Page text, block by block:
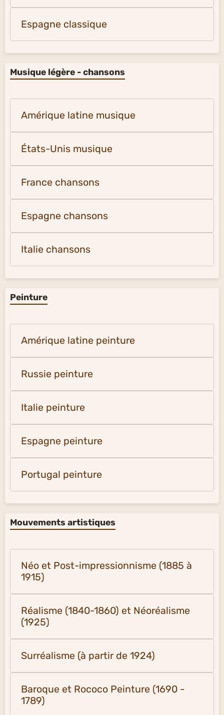
Espagne classique
Musique légère - chansons
Amérique latine musique
États-Unis musique
France chansons
Espagne chansons
Italie chansons
Peinture
Amérique latine peinture
Russie peinture
Italie peinture
Espagne peinture
Portugal peinture
Mouvements artistiques
Néo et Post-impressionnisme (1885 à
1915)
Réalisme (1840-1860) et Néoréalisme
(1925)
Surréalisme (à partir de 1924)
Baroque et Rococo Peinture (1690 -
1789)